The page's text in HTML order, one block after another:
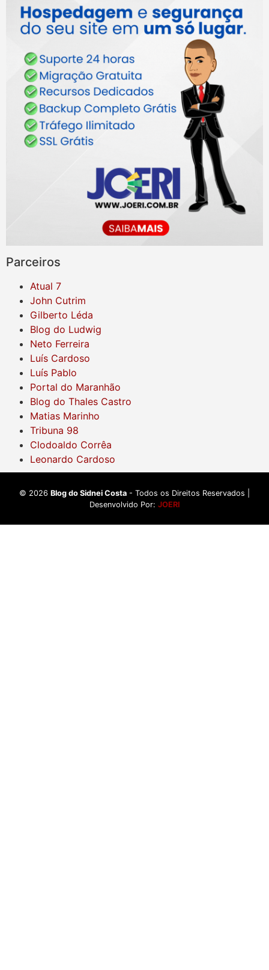
Parceiros
Atual 7
John Cutrim
Gilberto Léda
Blog do Ludwig
Neto Ferreira
Luís Cardoso
Luís Pablo
Portal do Maranhão
Blog do Thales Castro
Matias Marinho
Tribuna 98
Clodoaldo Corrêa
Leonardo Cardoso
© 2026 Blog do Sidnei Costa - Todos os Direitos Reservados |
Desenvolvido Por: JOERI